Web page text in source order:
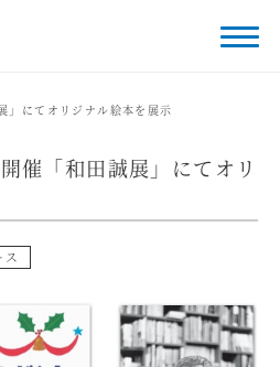
」にてオリジナル絵本を展示
催「和田誠展」にてオリ
ス